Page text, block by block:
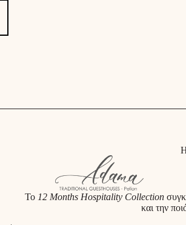
Το 12 Months Hospitality Collection
και την